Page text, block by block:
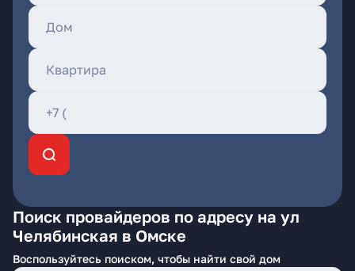
Поиск провайдеров по адресу на ул
Челябинская в Омске
Воспользуйтесь поиском, чтобы найти свой дом